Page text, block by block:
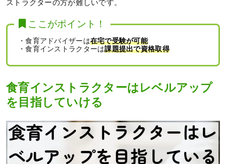
ストラクターの方が難しいです。
ここがポイント！
・食育アドバイザーは在宅で受験が可能
・食育インストラクターは課題提出で資格取得
食育インストラクターはレベルアップ
を目指していける